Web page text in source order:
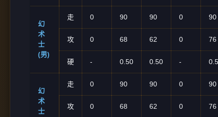
幻
术
士
(男)
走 0 90 90 0 90
攻 0 68 62 0 76
硬 - 0.50 0.50 -
幻
术
士
走 0 90 90 0 90
攻 0 68 62 0 76